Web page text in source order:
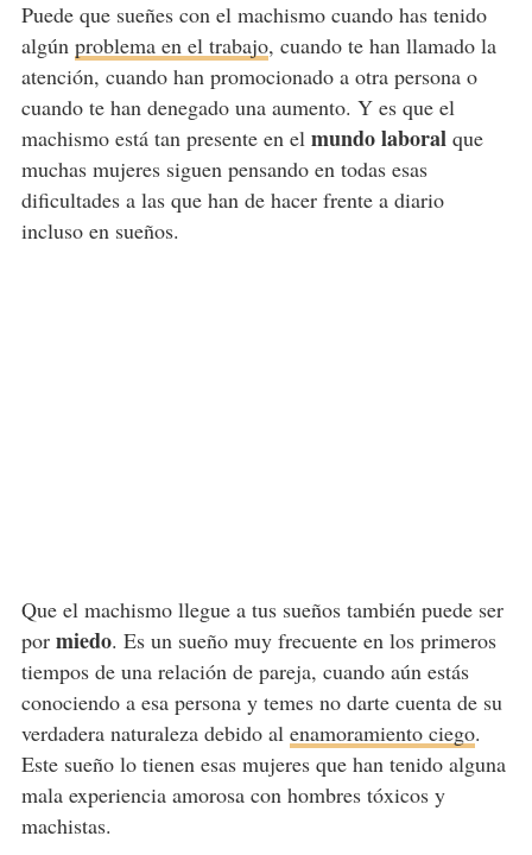
Puede que sueñes con el machismo cuando has tenido
algún problema en el trabajo, cuando te han llamado la
atención, cuando han promocionado a otra persona o
cuando te han denegado una aumento. Y es que el
machismo está tan presente en el mundo laboralque
muchas mujeres siguen pensando en todas esas
dificultades a las que han de hacer frente a diario
incluso en sueños.
Que el machismo llegue a tus sueños también puede ser
por miedo. Es un sueño muy frecuente en los primeros
tiempos de una relación de pareja, cuando aún estás
conociendo a esa persona y temes no darte cuenta de su
verdadera naturaleza debido al enamoramiento ciego.
Este sueño lo tienen esas mujeres que han tenido alguna
mala experiencia amorosa con hombres tóxicos y
machistas.